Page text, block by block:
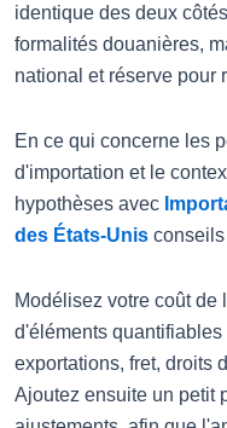
identique des deux
formalités douanières,
national et réserve pour
En ce qui concerne les
d'importation et le
hypothèses avec
des États-Unis conseils
Modélisez votre coût
d'éléments
exportations, fret, droits
Ajoutez ensuite un petit